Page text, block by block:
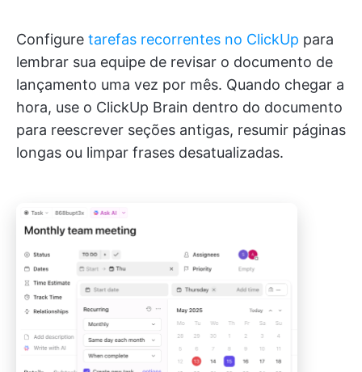
Configure tarefas recorrentes no ClickUp para
lembrar sua equipe de revisar o documento de
lançamento uma vez por mês. Quando chegar a
hora, use o ClickUp Brain dentro do documento
para reescrever seções antigas, resumir páginas
longas ou limpar frases desatualizadas.